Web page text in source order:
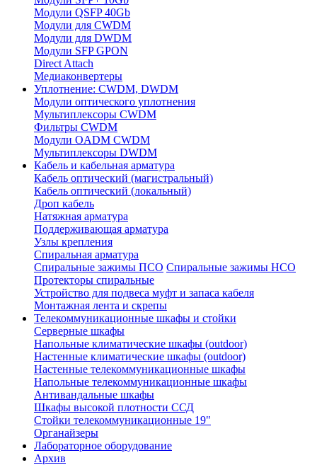
Модули QSFP 40Gb
Модули для CWDM
Модули для DWDM
Модули SFP GPON
Direct Attach
Медиаконвертеры
Уплотнение: CWDM, DWDM
Модули оптического уплотнения
Мультиплексоры CWDM
Фильтры CWDM
Модули OADM CWDM
Мультиплексоры DWDM
Кабель и кабельная арматура
Кабель оптический (магистральный)
Кабель оптический (локальный)
Дроп кабель
Натяжная арматура
Поддерживающая арматура
Узлы крепления
Спиральная арматура
Спиральные зажимы ПСО Спиральные зажимы НСО
Протекторы спиральные
Устройство для подвеса муфт и запаса кабеля
Монтажная лента и скрепы
Телекоммуникационные шкафы и стойки
Серверные шкафы
Напольные климатические шкафы (outdoor)
Настенные климатические шкафы (outdoor)
Настенные телекоммуникационные шкафы
Напольные телекоммуникационные шкафы
Антивандальные шкафы
Шкафы высокой плотности ССД
Стойки телекоммуникационные 19"
Органайзеры
Лабораторное оборудование
Архив